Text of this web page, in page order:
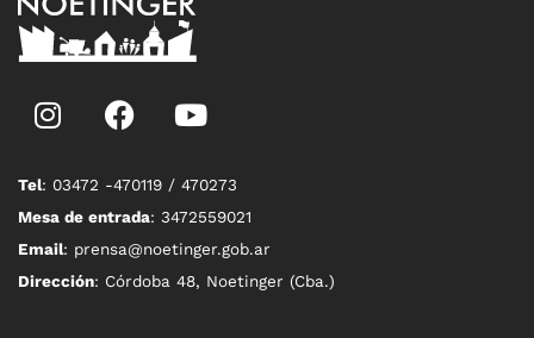
Tel: 03472 -470119 / 470273
Mesa de entrada: 3472559021
Email: prensa@noetinger.gob.ar
Dirección: Córdoba 48, Noetinger (Cba.)